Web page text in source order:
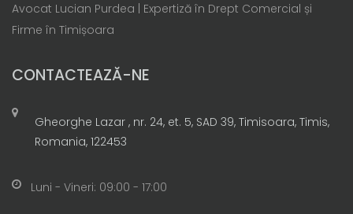
Avocat Lucian Purdea | Expertiză în Drept Comercial și
Firme în Timișoara
CONTACTEAZĂ-NE
Gheorghe Lazar , nr. 24, et. 5, SAD 39, Timisoara, Timis,
Romania, 122453
Luni - Vineri: 09:00 - 17:00